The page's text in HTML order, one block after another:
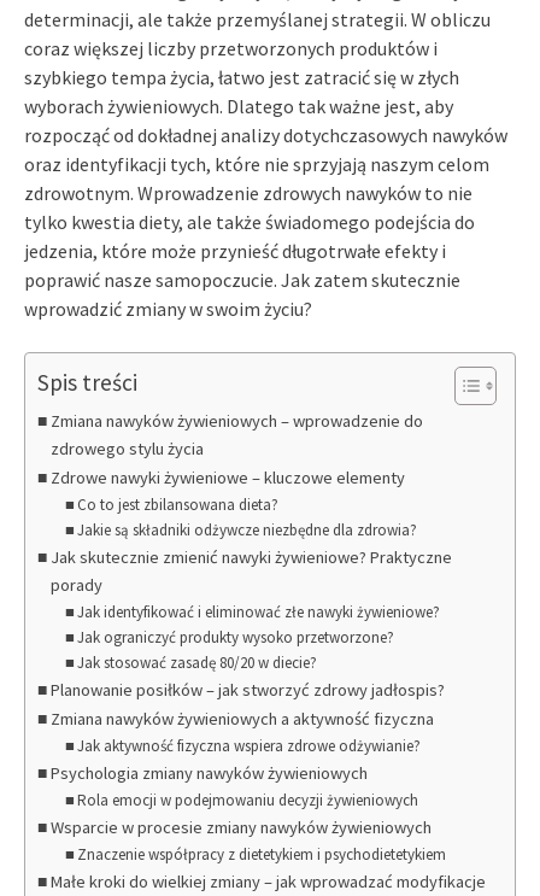
determinacji, ale także przemyślanej strategii. W obliczu
coraz większej liczby przetworzonych produktów i
szybkiego tempa życia, łatwo jest zatracić się w złych
wyborach żywieniowych. Dlatego tak ważne jest, aby
rozpocząć od dokładnej analizy dotychczasowych nawyków
oraz identyfikacji tych, które nie sprzyjają naszym celom
zdrowotnym. Wprowadzenie zdrowych nawyków to nie
tylko kwestia diety, ale także świadomego podejścia do
jedzenia, które może przynieść długotrwałe efekty i
poprawić nasze samopoczucie. Jak zatem skutecznie
wprowadzić zmiany w swoim życiu?
Spis treści
Zmiana nawyków żywieniowych – wprowadzenie do
zdrowego stylu życia
Zdrowe nawyki żywieniowe – kluczowe elementy
Co to jest zbilansowana dieta?
Jakie są składniki odżywcze niezbędne dla zdrowia?
Jak skutecznie zmienić nawyki żywieniowe? Praktyczne
porady
Jak identyfikować i eliminować złe nawyki żywieniowe?
Jak ograniczyć produkty wysoko przetworzone?
Jak stosować zasadę 80/20 w diecie?
Planowanie posiłków – jak stworzyć zdrowy jadłospis?
Zmiana nawyków żywieniowych a aktywność fizyczna
Jak aktywność fizyczna wspiera zdrowe odżywianie?
Psychologia zmiany nawyków żywieniowych
Rola emocji w podejmowaniu decyzji żywieniowych
Wsparcie w procesie zmiany nawyków żywieniowych
Znaczenie współpracy z dietetykiem i psychodietetykiem
Małe kroki do wielkiej zmiany – jak wprowadzać modyfikacje